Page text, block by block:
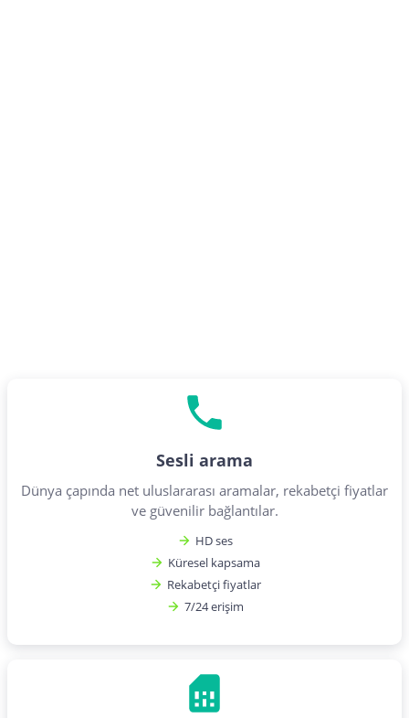
Sesli arama
Dünya çapında net uluslararası aramalar, rekabetçi fiyatlar
ve güvenilir bağlantılar.
HD ses
Küresel kapsama
Rekabetçi fiyatlar
7/24 erişim